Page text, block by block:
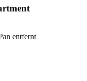
entfernt